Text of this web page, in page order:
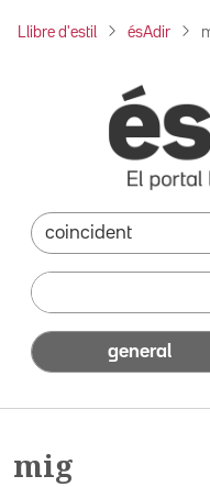
Llibre d'estil ésAdir
general
mig